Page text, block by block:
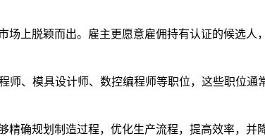
场上脱颖而出。雇主更愿意雇佣持有认证的候选人，
师、模具设计师、数控编程师等职位，这些职位通
精确规划制造过程，优化生产流程，提高效率，并